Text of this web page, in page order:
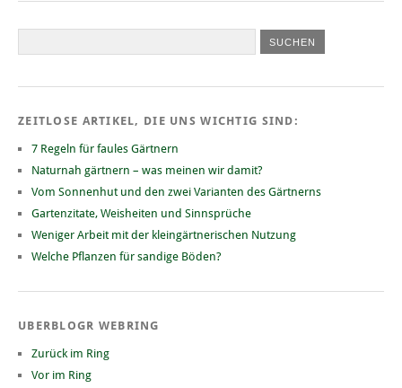
ZEITLOSE ARTIKEL, DIE UNS WICHTIG SIND:
7 Regeln für faules Gärtnern
Naturnah gärtnern – was meinen wir damit?
Vom Sonnenhut und den zwei Varianten des Gärtnerns
Gartenzitate, Weisheiten und Sinnsprüche
Weniger Arbeit mit der kleingärtnerischen Nutzung
Welche Pflanzen für sandige Böden?
UBERBLOGR WEBRING
Zurück im Ring
Vor im Ring